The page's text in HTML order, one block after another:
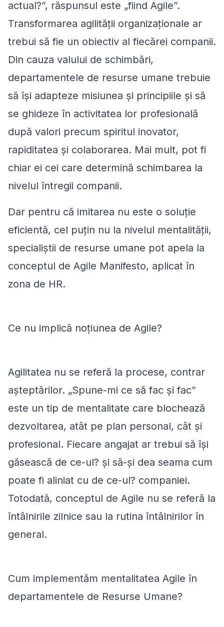
actual?”, răspunsul este „fiind Agile”.
Transformarea agilității organizaționale ar
trebui să fie un obiectiv al fiecărei companii.
Din cauza valului de schimbări,
departamentele de resurse umane trebuie
să își adapteze misiunea și principiile și să
se ghideze în activitatea lor profesională
după valori precum spiritul inovator,
rapiditatea și colaborarea. Mai mult, pot fi
chiar ei cei care determină schimbarea la
nivelul întregii companii.
Dar pentru că imitarea nu este o soluție
eficientă, cel puțin nu la nivelul mentalității,
specialiștii de resurse umane pot apela la
conceptul de Agile Manifesto, aplicat în
zona de HR.
Ce nu implică noțiunea de Agile?
Agilitatea nu se referă la procese, contrar
așteptărilor. „Spune-mi ce să fac și fac”
este un tip de mentalitate care blochează
dezvoltarea, atât pe plan personal, cât și
profesional. Fiecare angajat ar trebui să își
găsească de ce-ul? și să-și dea seama cum
poate fi aliniat cu de ce-ul? companiei.
Totodată, conceptul de Agile nu se referă la
întâlnirile zilnice sau la rutina întâlnirilor în
general.
Cum implementăm mentalitatea Agile în
departamentele de Resurse Umane?